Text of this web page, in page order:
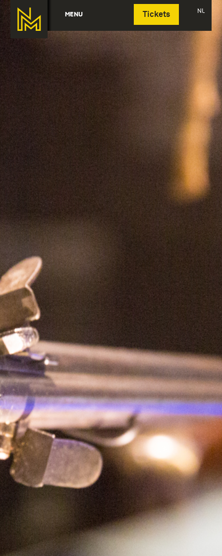
MENU Tickets NL
Deutsch